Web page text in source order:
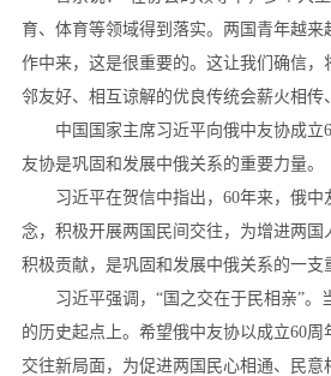
育、体育等领域得到落实。两国青年越来
作中来，这是很重要的。这让我们确信，
邻友好、相互谅解的优良传统会薪火相传
中国国家主席习近平向俄中友协成立
友协是巩固和发展中俄关系的重要力量。
习近平在贺信中指出，60年来，俄中
念，积极开展两国民间交往，为增进两国
积极贡献，是巩固和发展中俄关系的一支
习近平强调，“国之交在于民相亲”。
的历史起点上。希望俄中友协以成立60周
交往新局面，为促进两国民心相通、民意